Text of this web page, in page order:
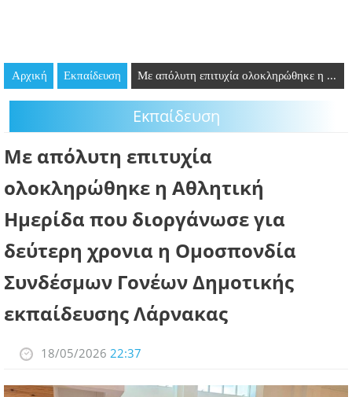
ΘΕΣΕΙΣ ΕΡΓΑΣΙΑΣ
ΠΡΟΣΩΠΑ
ΛΑΡΝΑΚΑ 2030
ΠΕΡΙΣΣΟΤΕΡΑ
Αρχική Εκπαίδευση Με απόλυτη επιτυχία ολοκληρώθηκε η ...
Εκπαίδευση
Με απόλυτη επιτυχία
ολοκληρώθηκε η Αθλητική
Ημερίδα που διοργάνωσε για
δεύτερη χρονια η Ομοσπονδία
Συνδέσμων Γονέων Δημοτικής
εκπαίδευσης Λάρνακας
18/05/2026 22:37